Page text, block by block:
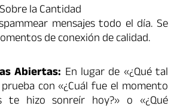
la Cantidad
mensajes todo el día. Se
de conexión de calidad.
Abiertas: En lugar de «¿Qué tal
con «¿Cuál fue el momento
te hizo sonreír hoy?» o «¿Qué